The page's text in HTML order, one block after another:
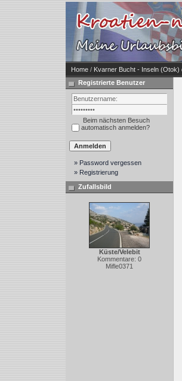
Home / Kvarner Bucht - Inseln (Otok)
Registrierte Benutzer
Beim nächsten Besuch
automatisch anmelden?
» Password vergessen
» Registrierung
Zufallsbild
Küste/Velebit
Kommentare: 0
Mifle0371